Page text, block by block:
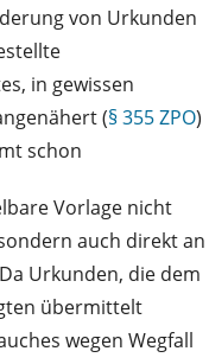
von Urkunden
in gewissen
(§ 355 ZPO)
schon
Vorlage nicht
auch direkt an
Urkunden, die dem
übermittelt
wegen Wegfall